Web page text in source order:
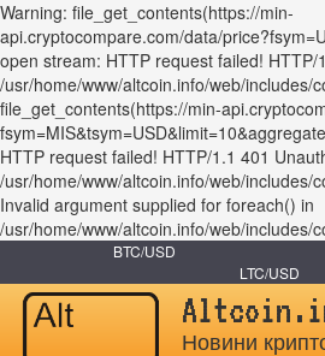
Warning: file_get_contents(https://min-
api.cryptocompare.com/data/
open stream: HTTP request failed!
/usr/home/www/altcoin.info/web/includes/
file_get_contents(https://min-
HTTP request failed! HTTP/1.1 401
/usr/home/www/altcoin.info/web/includes/
Invalid argument supplied for foreach() in
/usr/home/www/altcoin.info/web/includes/
BTC/USD
LTC/USD
Новини